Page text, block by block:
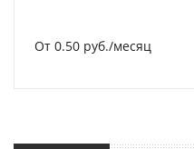
От 0.50 руб./месяц